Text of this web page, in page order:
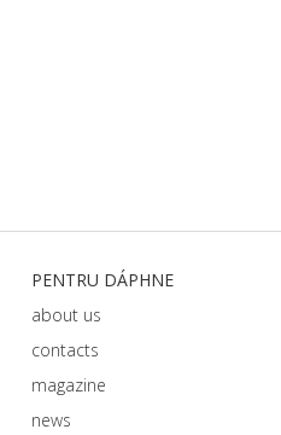
PENTRU DÁPHNЕ
about us
contacts
magazine
news